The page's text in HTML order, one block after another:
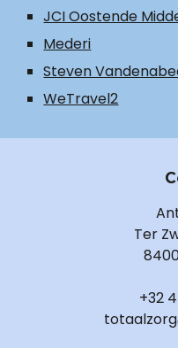
JCI Oostende
Mederi
Steven
WeTravel2
Ter
+32